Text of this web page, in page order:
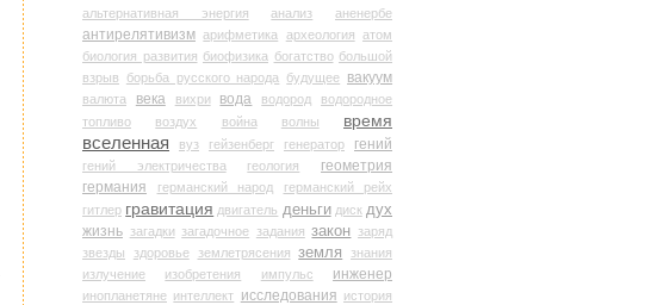
альтернативная энергия
анализ аненербе
антирелятивизм арифметика археология атом
биология развития биофизика богатство большой
взрыв
борьба русского народа будущее вакуум
валюта века вихри вода водород
водородное
топливо
воздух война волны
время
вселенная
вуз гейзенберг генератор гений
гений электричества геология
геометрия
германия
германский народ
германский рейх
гитлер гравитация двигатель деньги диск дух
жизнь загадки загадочное задания закон заряд
звезды
здоровье землетрясения земля
знания
излучение
изобретения импульс инженер
инопланетяне интеллект исследования история